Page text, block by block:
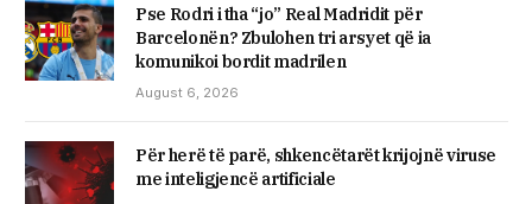
Pse Rodri i tha “jo” Real Madridit për
Barcelonën? Zbulohen tri arsyet që ia
komunikoi bordit madrilen
August 6, 2026
Për herë të parë, shkencëtarët krijojnë viruse
me inteligjencë artificiale